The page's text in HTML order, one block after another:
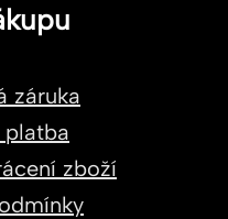
záruka
platba
zboží